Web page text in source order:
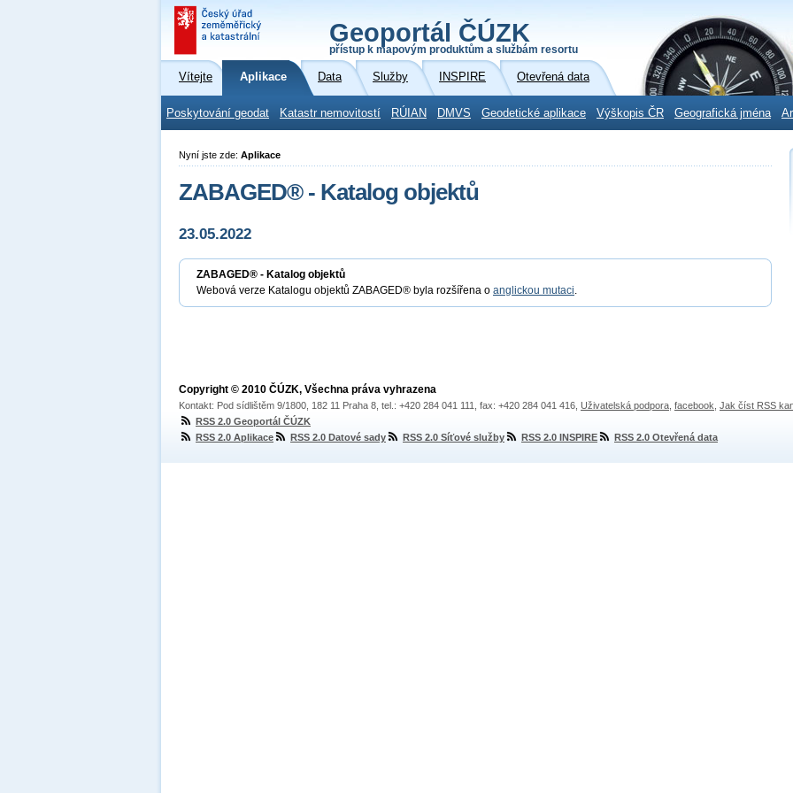
Geoportál ČÚZK
přístup k mapovým produktům a službám resortu
Vítejte Aplikace Data Služby INSPIRE Otevřená data
Poskytování geodat Katastr nemovitostí RÚIAN DMVS Geodetické aplikace Výškopis ČR Geografická jména
Nyní jste zde: Aplikace
ZABAGED® - Katalog objektů
23.05.2022
ZABAGED® - Katalog objektů
Webová verze Katalogu objektů ZABAGED® byla rozšířena o anglickou mutaci.
Copyright © 2010 ČÚZK, Všechna práva vyhrazena
Kontakt: Pod sídlištěm 9/1800, 182 11 Praha 8, tel.: +420 284 041 111, fax: +420 284 041 416, Uživatelská podpora facebook Jak číst RSS
RSS 2.0 Geoportál ČÚZK
RSS 2.0 Aplikace
RSS 2.0 Datové sady RSS 2.0 Síťové služby RSS 2.0 INSPIRE RSS 2.0 Otevřená data